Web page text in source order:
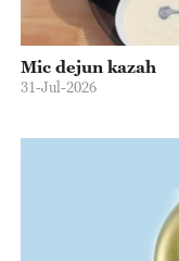
Mic dejun kazah
31-Jul-2026